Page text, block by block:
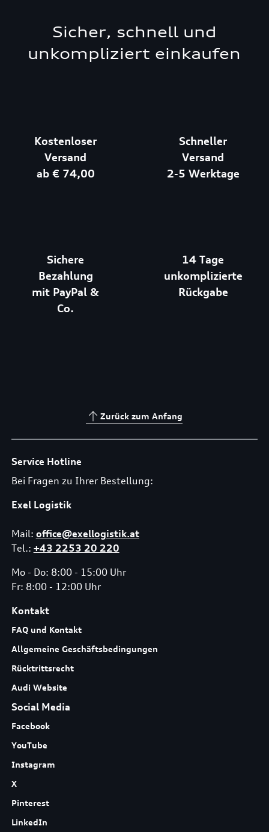
Sicher, schnell und
unkompliziert einkaufen
Kostenloser
Versand
ab € 74,00
Schneller
Versand
2-5 Werktage
Sichere
Bezahlung
mit PayPal &
Co.
14 Tage
unkomplizierte
Rückgabe
Zurück zum Anfang
Service Hotline
Bei Fragen zu Ihrer Bestellung:
Exel Logistik
Mail: office@exellogistik.at
Tel.: +43 2253 20 220
Mo - Do: 8:00 - 15:00 Uhr
Fr: 8:00 - 12:00 Uhr
Kontakt
FAQ und Kontakt
Allgemeine Geschäftsbedingungen
Rücktrittsrecht
Audi Website
Social Media
Facebook
YouTube
Instagram
X
Pinterest
LinkedIn